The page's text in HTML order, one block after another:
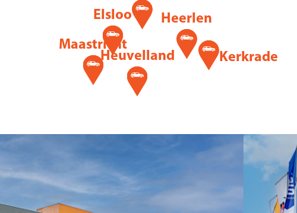
Elsloo
Maastricht
Heuvelland
Heerlen
Kerkrade